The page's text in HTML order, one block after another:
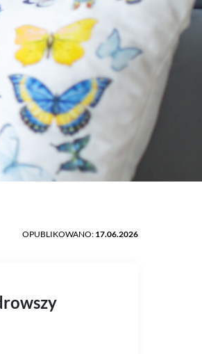
OPUBLIKOWANO: 17.06.2026